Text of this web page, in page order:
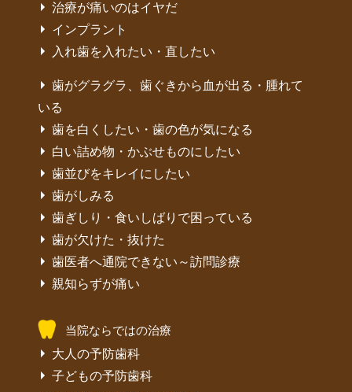
治療が痛いのはイヤだ
インプラント
入れ歯を入れたい・直したい
歯がグラグラ、歯ぐきから血が出る・腫れて
いる
歯を白くしたい・歯の色が気になる
白い詰め物・かぶせものにしたい
歯並びをキレイにしたい
歯がしみる
歯ぎしり・食いしばりで困っている
歯が欠けた・抜けた
歯医者へ通院できない～訪問診療
親知らずが痛い
当院ならではの治療
大人の予防歯科
子どもの予防歯科